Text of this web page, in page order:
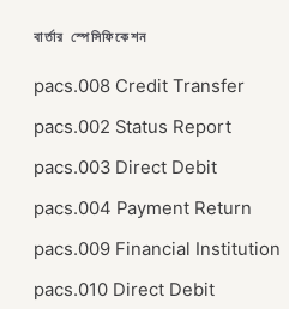
বার্তার স্পেসিফিকেশন
pacs.008 Credit Transfer
pacs.002 Status Report
pacs.003 Direct Debit
pacs.004 Payment Return
pacs.009 Financial Institution
pacs.010 Direct Debit